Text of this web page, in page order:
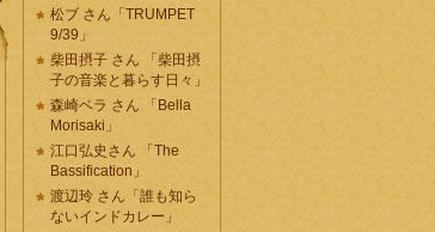
松ブ さん「TRUMPET
9/39」
柴田摂子 さん 「柴田摂
子の音楽と暮らす日々」
森崎ベラ さん 「Bella
Morisaki」
江口弘史さん 「The
Bassification」
渡辺玲 さん「誰も知ら
ないインドカレー」